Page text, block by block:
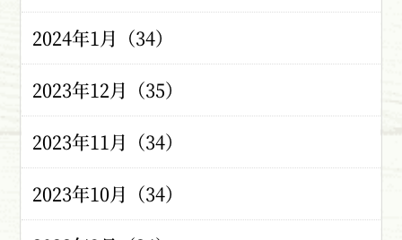
2024年1月（34）
2023年12月（35）
2023年11月（34）
2023年10月（34）